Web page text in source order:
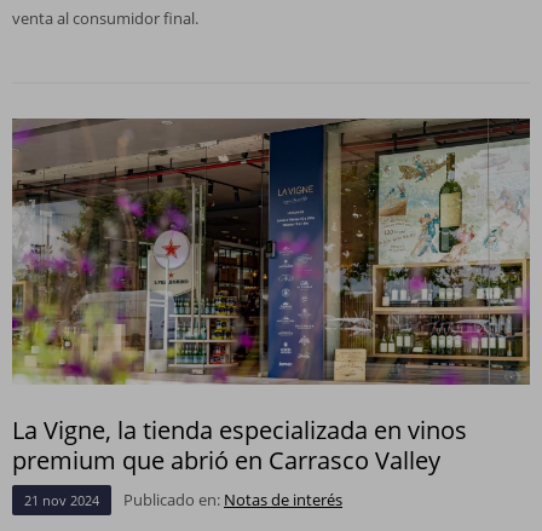
venta al consumidor final.
La Vigne, la tienda especializada en vinos
premium que abrió en Carrasco Valley
21 nov 2024 Publicado en: Notas de interés